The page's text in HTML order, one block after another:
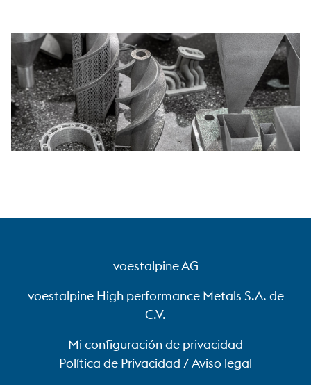
voestalpine AG
voestalpine High performance Metals S.A. de
C.V.
Mi configuración de privacidad
Política de Privacidad / Aviso legal